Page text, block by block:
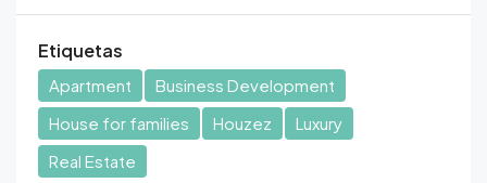
Etiquetas
Apartment
Business Development
House for families
Houzez
Luxury
Real Estate